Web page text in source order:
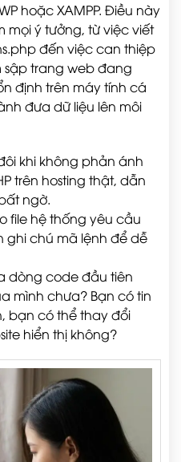
hoặc XAMPP. Điều này
ý tưởng, từ việc viết
đến việc can thiệp
sập trang web đang
định trên máy tính cá
đưa dữ liệu lên môi
khi không phản ánh
trên hosting thật, dẫn
ngờ.
file hệ thống yêu cầu
ghi chú mã lệnh để dễ
dòng code đầu tiên
mình chưa? Bạn có tin
bạn có thể thay đổi
hiển thị không?